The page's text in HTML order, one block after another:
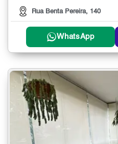
Rua Benta Pereira, 140
WhatsApp